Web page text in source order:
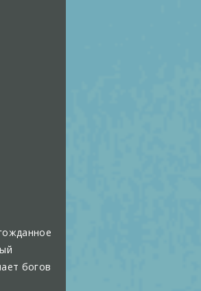
богов